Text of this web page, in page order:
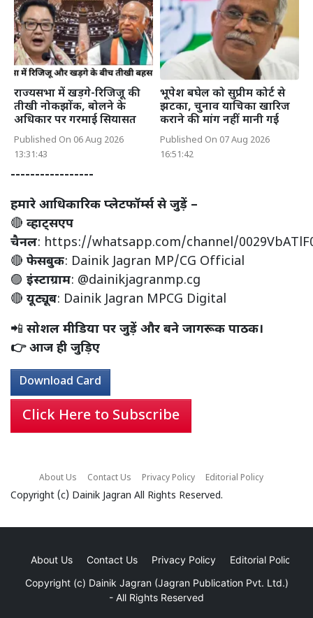
राज्यसभा में खड़गे-रिजिजू की
तीखी नोकझोंक, बोलने के
अधिकार पर गरमाई सियासत
Published On 06 Aug 2026
13:31:43
भूपेश बघेल को सुप्रीम कोर्ट से
झटका, चुनाव याचिका खारिज
कराने की मांग नहीं मानी गई
Published On 07 Aug 2026
16:51:42
-----------------
हमारे आधिकारिक प्लेटफॉर्म्स से जुड़ें –
🔴 व्हाट्सएप
चैनल: https://whatsapp.com/channel/
🔴 फेसबुक: Dainik Jagran MP/CG Official
🟣 इंस्टाग्राम: @dainikjagranmp.cg
🔴 यूट्यूब: Dainik Jagran MPCG Digital
📲 सोशल मीडिया पर जुड़ें और बने जागरूक पाठक।
👉 आज ही जुड़िए
Download Card
Click Here to Subscribe
About Us Contact Us Privacy Policy Editorial Policy
Copyright (c) Dainik Jagran All Rights Reserved.
About Us Contact Us Privacy Policy
Editorial Policy
Copyright (c) Dainik Jagran (Jagran Publication Pvt. Ltd.)
- All Rights Reserved